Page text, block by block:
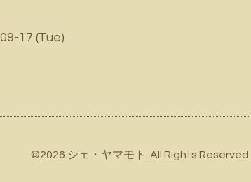
17 (Tue)
©2026 シェ・ヤマモト . All Rights Reserved.